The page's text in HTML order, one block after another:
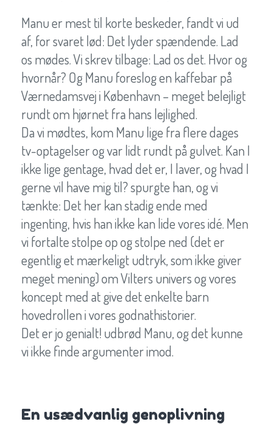
Manu er mest til korte beskeder, fandt vi ud
af, for svaret lød: Det lyder spændende. Lad
os mødes. Vi skrev tilbage: Lad os det. Hvor og
hvornår? Og Manu foreslog en kaffebar på
Værnedamsvej i København – meget belejligt
rundt om hjørnet fra hans lejlighed.
Da vi mødtes, kom Manu lige fra flere dages
tv-optagelser og var lidt rundt på gulvet. Kan I
ikke lige gentage, hvad det er, I laver, og hvad I
gerne vil have mig til? spurgte han, og vi
tænkte: Det her kan stadig ende med
ingenting, hvis han ikke kan lide vores idé. Men
vi fortalte stolpe op og stolpe ned (det er
egentlig et mærkeligt udtryk, som ikke giver
meget mening) om Vilters univers og vores
koncept med at give det enkelte barn
hovedrollen i vores godnathistorier.
Det er jo genialt! udbrød Manu, og det kunne
vi ikke finde argumenter imod.
En usædvanlig genoplivning